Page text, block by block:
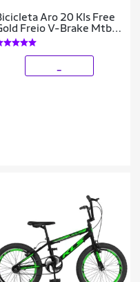
Aro 20 Kls Free
Freio V-Brake Mtb